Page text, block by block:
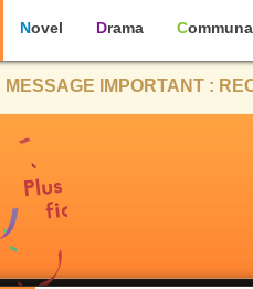
Novel Drama
MESSAGE IMPORTANT :